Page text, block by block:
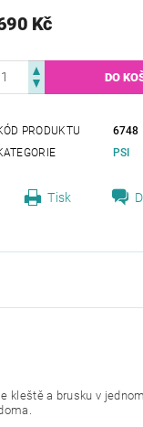
Kč
PRODUKTU
6748
PSI
Tisk
kleště a brusku v